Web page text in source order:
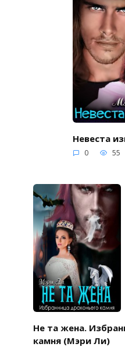
Невеста
0 55
Не та жена.
камня (Мэри Ли)